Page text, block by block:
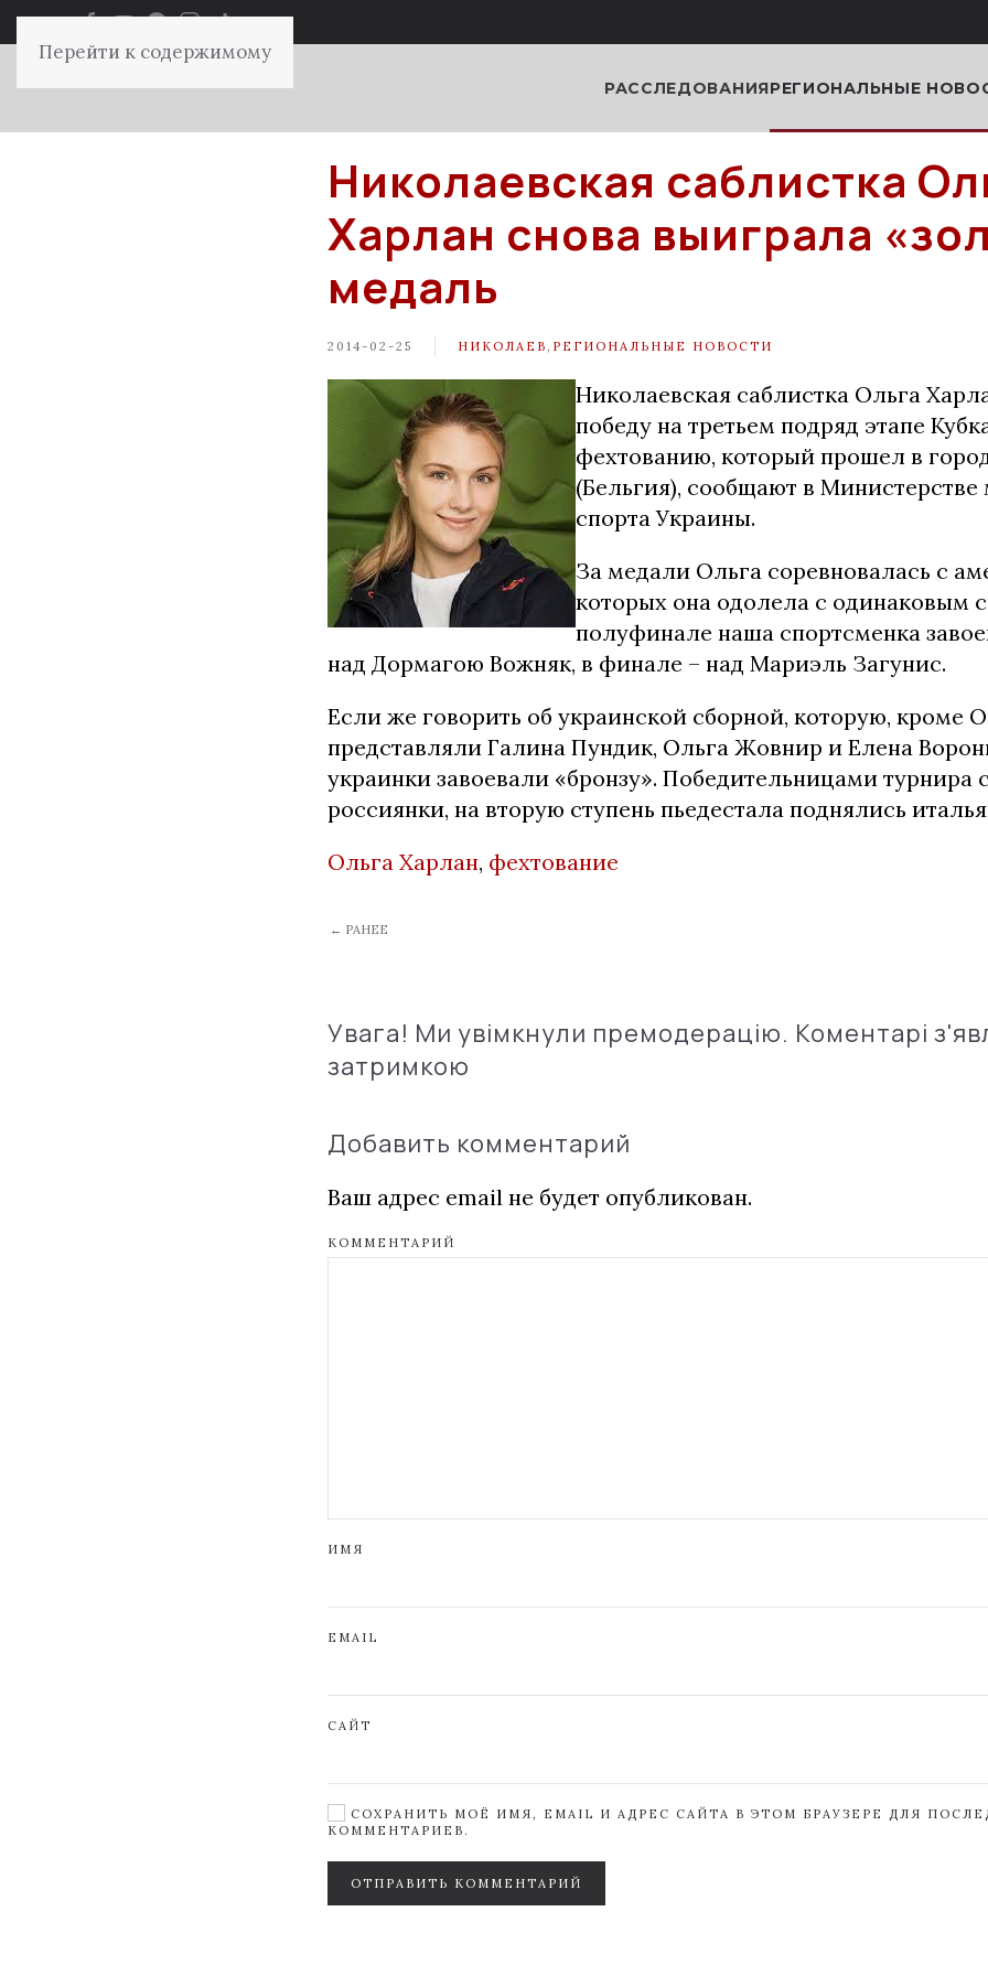
Перейти к содержимому
РАССЛЕДОВАНИЯРЕГИОНАЛЬНЫЕ
Николаевская саблистка
Харлан снова выиграла
медаль
2014-02-25 НИКОЛАЕВ РЕГИОНАЛЬНЫЕ НОВОСТИ
Николаевская саблистка Ольга
победу на третьем подряд этапе
фехтованию, который прошел в
(Бельгия), сообщают в
спорта Украины.
За медали Ольга соревновалась с
которых она одолела с одинаковым
полуфинале наша спортсменка
над Дормагою Вожняк, в финале – над Мариэль Загунис.
Если же говорить об украинской сборной, которую, кроме
представляли Галина Пундик, Ольга Жовнир и Елена
украинки завоевали «бронзу». Победительницами турнира
россиянки, на вторую ступень пьедестала поднялись
Ольга Харлан, фехтование
← РАНЕЕ
Увага! Ми увімкнули премодерацію. Коментарі
затримкою
Добавить комментарий
Ваш адрес email не будет опубликован.
КОММЕНТАРИЙ
ИМЯ
EMAIL
САЙТ
СОХРАНИТЬ МОЁ ИМЯ, EMAIL И АДРЕС САЙТА В ЭТОМ БРАУЗЕРЕ ДЛЯ
КОММЕНТАРИЕВ.
ОТПРАВИТЬ КОММЕНТАРИЙ